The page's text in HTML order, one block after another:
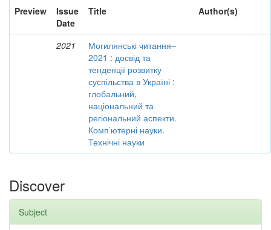
Preview
Issue
Date
Title Author(s)
2021
Могилянські читання–
2021 : досвід та
тенденції розвитку
суспільства в Україні :
глобальний,
національний та
регіональний аспекти.
Комп’ютерні науки.
Технічні науки
Discover
Subject